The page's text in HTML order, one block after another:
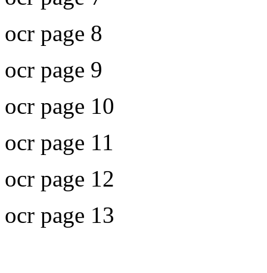
ocr page 8
ocr page 9
ocr page 10
ocr page 11
ocr page 12
ocr page 13